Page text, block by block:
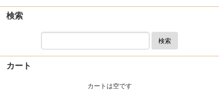
検索
検索
カート
カートは空です